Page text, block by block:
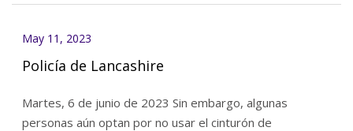
May 11, 2023
Policía de Lancashire
Martes, 6 de junio de 2023 Sin embargo, algunas
personas aún optan por no usar el cinturón de